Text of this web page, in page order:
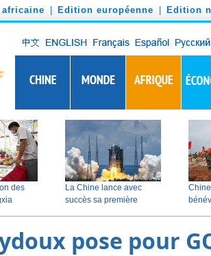
Edition européenne Edition
pose pour